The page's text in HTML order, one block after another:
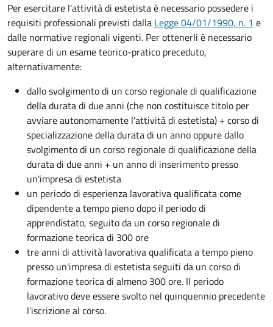
Per esercitare l'attività di estetista è necessario possedere i
requisiti professionali previsti dalla Legge 04/01/1990, n. 1 e
dalle normative regionali vigenti. Per ottenerli è necessario
superare di un esame teorico-pratico preceduto,
alternativamente:
dallo svolgimento di un corso regionale di qualificazione
della durata di due anni (che non costituisce titolo per
avviare autonomamente l'attività di estetista) + corso di
specializzazione della durata di un anno oppure dallo
svolgimento di un corso regionale di qualificazione della
durata di due anni + un anno di inserimento presso
un'impresa di estetista
un periodo di esperienza lavorativa qualificata come
dipendente a tempo pieno dopo il periodo di
apprendistato, seguito da un corso regionale di
formazione teorica di 300 ore
tre anni di attività lavorativa qualificata a tempo pieno
presso un'impresa di estetista seguiti da un corso di
formazione teorica di almeno 300 ore. Il periodo
lavorativo deve essere svolto nel quinquennio precedente
l'iscrizione al corso.